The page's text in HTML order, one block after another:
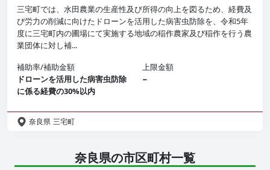
三宅町では、水田農業の生産性及び所得の向上を図るため、経費及
び労力の削減に向けたドローンを活用した病害虫防除を、令和5年
度に三宅町内の圃場にて実施する地域の稲作農家及び稲作を行う農
業団体に対し補...
補助率/補助金額
ドローンを活用した病害虫防除
に係る経費の30%以内
上限金額
−
奈良県 三宅町
奈良県の市区町村一覧